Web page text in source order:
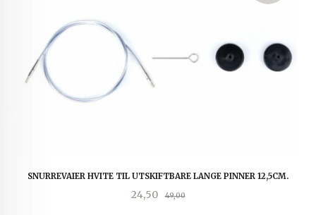
SNURREVAIER HVITE TIL UTSKIFTBARE LANGE PINNER 12,5CM.
Tilbud
24,50 49,00Rabatt